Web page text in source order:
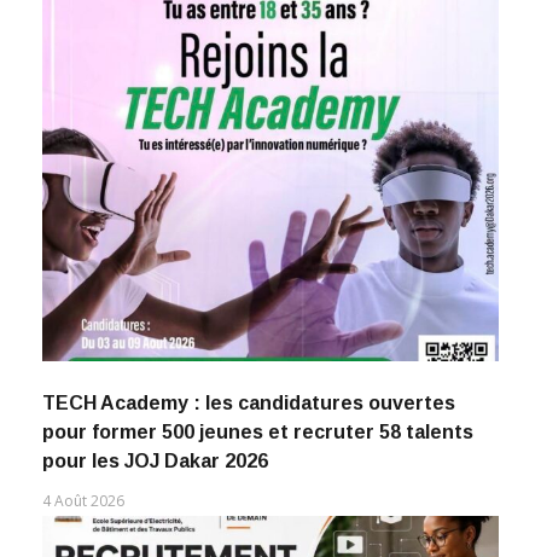
TECH Academy : les candidatures ouvertes
pour former 500 jeunes et recruter 58 talents
pour les JOJ Dakar 2026
4 Août 2026